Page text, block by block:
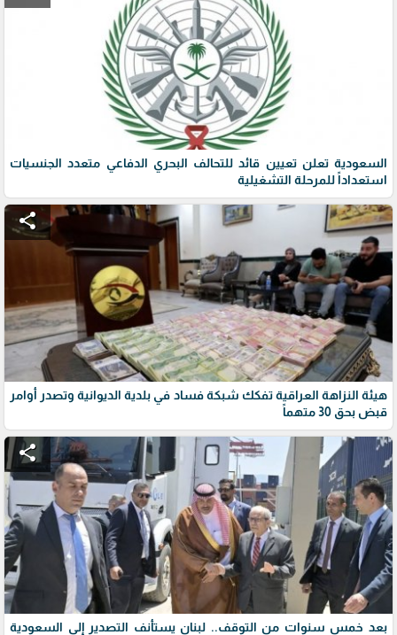
السعودية تعلن تعيين قائد للتحالف البحري الدفاعي متعدد الجنسيات
استعداداً للمرحلة التشغيلية
share
هيئة النزاهة العراقية تفكك شبكة فساد في بلدية الديوانية وتصدر أوامر
قبض بحق 30 متهماً
share
بعد خمس سنوات من التوقف.. لبنان يستأنف التصدير إلى السعودية